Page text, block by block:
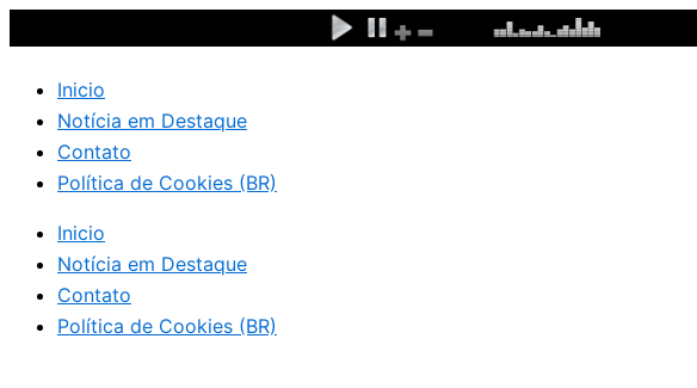
Ir
para
conteúdo
Inicio
Notícia em Destaque
Contato
Política de Cookies (BR)
Inicio
Notícia em Destaque
Contato
Política de Cookies (BR)